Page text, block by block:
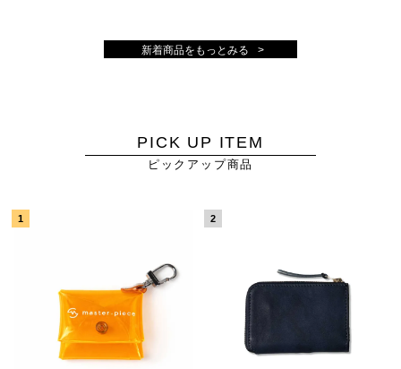
新着商品をもっとみる
PICK UP ITEM
ピックアップ商品